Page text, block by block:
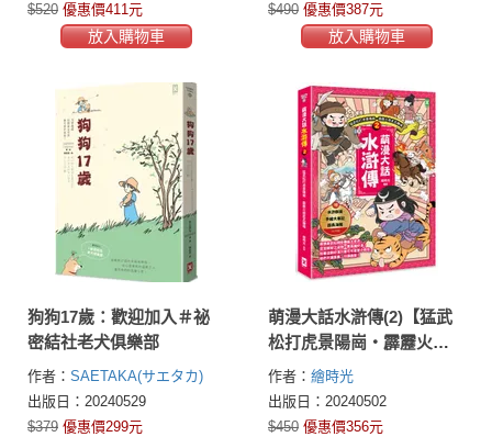
$520 優惠價411元
放入購物車
$490 優惠價387元
放入購物車
狗狗17歲：歡迎加入＃祕
密結社老犬俱樂部
作者： SAETAKA(サエタカ)
出版日：20240529
$379 優惠價299元
萌漫大話水滸傳(2)【猛武
松打虎景陽崗‧霹靂火夜
走瓦礫場】：附 「水滸群
英手繪大事記」超長海報
(右半圖)
作者： 繪時光
出版日：20240502
$450 優惠價356元